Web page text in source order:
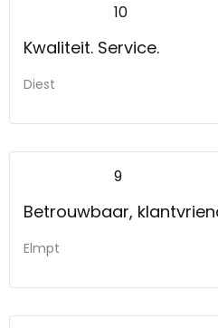
10
Kwaliteit. Service.
Diest
9
Betrouwbaar,
Elmpt